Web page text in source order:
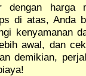
dengan harga
di atas, Anda
kenyamanan
awal, dan
demikian,